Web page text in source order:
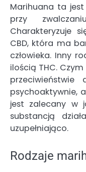
Marihuana ta
przy
Charakteryzuje
CBD, która ma
człowieka. Inny
ilością THC.
psychoaktywnie,
jest zalecany w
substancją
uzupełniająco.
Rodzaje